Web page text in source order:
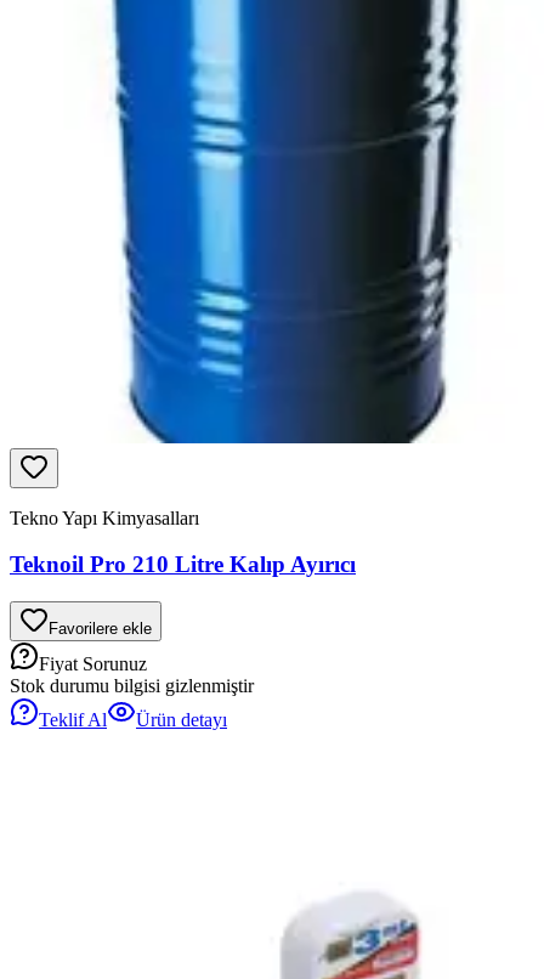
Tekno Yapı Kimyasalları
Teknoil Pro 210 Litre Kalıp Ayırıcı
Favorilere ekle
Fiyat Sorunuz
Stok durumu bilgisi gizlenmiştir
Teklif Al
Ürün detayı